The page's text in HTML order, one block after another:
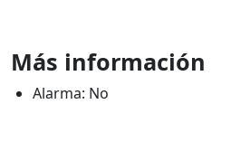
Más información
Alarma: No